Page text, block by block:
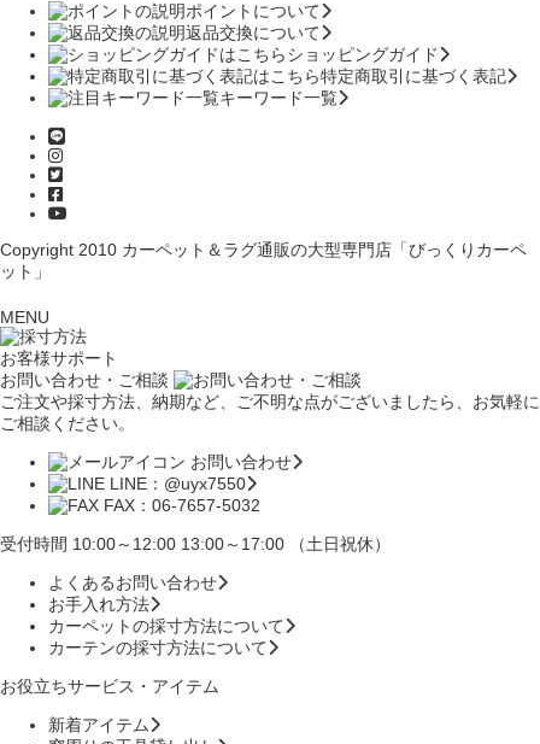
ポイントについて
返品交換について
ショッピングガイド
特定商取引に基づく表記
キーワード一覧
Copyright 2010 カーペット＆ラグ通販の大型専門店「びっくりカーペ
ット」
MENU
お客様サポート
お問い合わせ・ご相談
ご注文や採寸方法、納期など、ご不明な点がございましたら、お気軽に
ご相談ください。
お問い合わせ
LINE：@uyx7550
FAX：06-7657-5032
受付時間 10:00～12:00 13:00～17:00 （土日祝休）
よくあるお問い合わせ
お手入れ方法
カーペットの採寸方法について
カーテンの採寸方法について
お役立ちサービス・アイテム
新着アイテム